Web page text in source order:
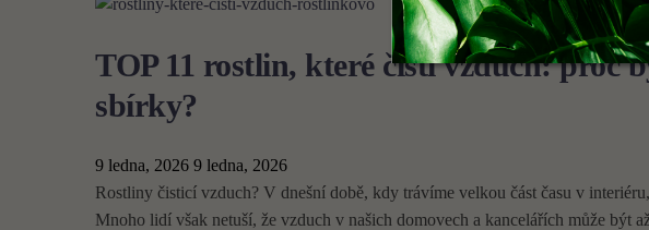
TOP 11 rostlin, které čistí vzduch: proč
sbírky?
9 ledna, 2026 9 ledna, 2026
Rostliny čisticí vzduch? V dnešní době, kdy trávíme velkou část času v
Mnoho lidí však netuší, že vzduch v našich domovech a kancelářích může být